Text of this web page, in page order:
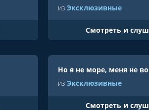
из Эксклюзивные
Cмотреть и
Но я
из Эксклюзивные
Cмотреть и